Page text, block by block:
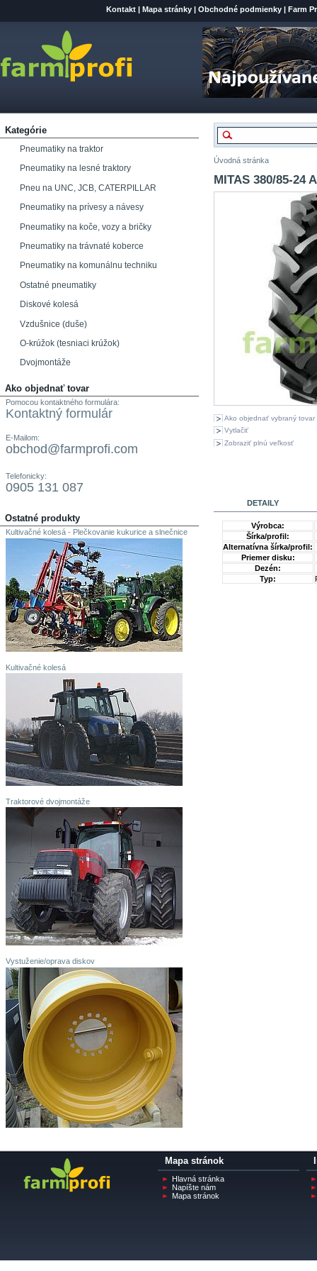
Kontakt | Mapa stránky | Obchodné podmienky | Farm
Kategórie
Pneumatiky na traktor
Pneumatiky na lesné traktory
Pneu na UNC, JCB, CATERPILLAR
Pneumatiky na prívesy a návesy
Pneumatiky na koče, vozy a bričky
Pneumatiky na trávnaté koberce
Pneumatiky na komunálnu techniku
Ostatné pneumatiky
Diskové kolesá
Vzdušnice (duše)
O-krúžok (tesniaci krúžok)
Dvojmontáže
Ako objednať tovar
Pomocou kontaktného formulára:
Kontaktný formulár
E-Mailom:
obchod@farmprofi.com
Telefonicky:
0905 131 087
Ostatné produkty
Kultivačné kolesá - Plečkovanie kukurice a slnečnice
Kultivačné kolesá
Traktorové dvojmontáže
Vystuženie/oprava diskov
Úvodná stránka
MITAS 380/85-24
Ako objednať vybraný tovar
Vytlačiť
Zobraziť plnú veľkosť
DETAILY
Výrobca:
Šírka/profil:
Alternatívna šírka/profil:
Priemer disku:
Dezén:
Typ:
Mapa stránok
Hlavná stránka
Napíšte nám
Mapa stránok